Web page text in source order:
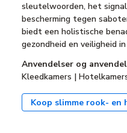
sleutelwoorden, het
bescherming tegen
biedt een holistische
gezondheid en veiligheid
Anvendelser og
Kleedkamers |
Koop slimme rook-